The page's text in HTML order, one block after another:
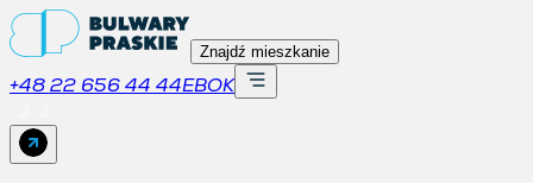
Znajdź mieszkanie
+48 22 656 44 44EBOK